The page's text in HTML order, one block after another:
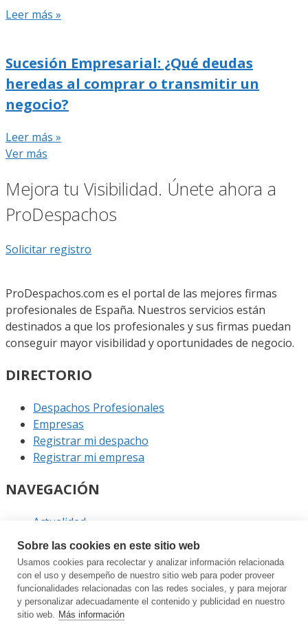
Leer más »
Sucesión Empresarial: ¿Qué deudas
heredas al comprar o transmitir un
negocio?
Leer más »
Ver más
Mejora tu Visibilidad. Únete ahora a
ProDespachos
Solicitar registro
ProDespachos.com es el portal de las mejores firmas
profesionales de España. Nuestros servicios están
destinados a que los profesionales y sus firmas puedan
conseguir mayor visibilidad y oportunidades de negocio.
DIRECTORIO
Despachos Profesionales
Empresas
Registrar mi despacho
Registrar mi empresa
NAVEGACIÓN
Actualidad
Podcast
Entrevistas
Eventos
ENLACES
Sobre las cookies en este sitio web
Usamos cookies para recolectar y analizar información relacionada
con el uso y desempeño de nuestro sitio web para poder proveer
funcionalidades relacionadas con las redes sociales, y para mejorar
y personalizar adecuadamente el contenido y publicidad en nuestro
sitio web. Más información